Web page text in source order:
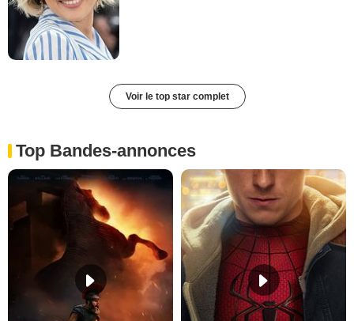
Voir le top star complet
Top Bandes-annonces